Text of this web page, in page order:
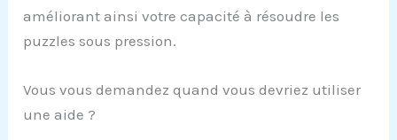
améliorant ainsi votre capacité à résoudre les
puzzles sous pression.
Vous vous demandez quand vous devriez utiliser
une aide ?